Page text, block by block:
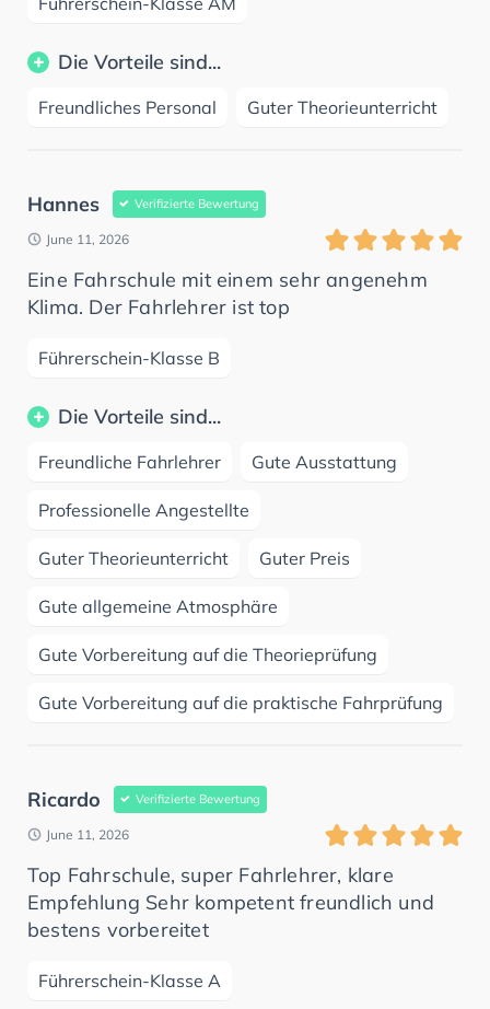
Die Vorteile sind...
Freundliches Personal Guter Theorieunterricht
Hannes Verifizierte Bewertung
June 11, 2026
Eine Fahrschule mit einem sehr angenehm
Klima. Der Fahrlehrer ist top
Führerschein-Klasse B
Die Vorteile sind...
Freundliche Fahrlehrer Gute Ausstattung
Professionelle Angestellte
Guter Theorieunterricht Guter Preis
Gute allgemeine Atmosphäre
Gute Vorbereitung auf die Theorieprüfung
Gute Vorbereitung auf die praktische Fahrprüfung
Ricardo Verifizierte Bewertung
June 11, 2026
Top Fahrschule, super Fahrlehrer, klare
Empfehlung Sehr kompetent freundlich und
bestens vorbereitet
Führerschein-Klasse A